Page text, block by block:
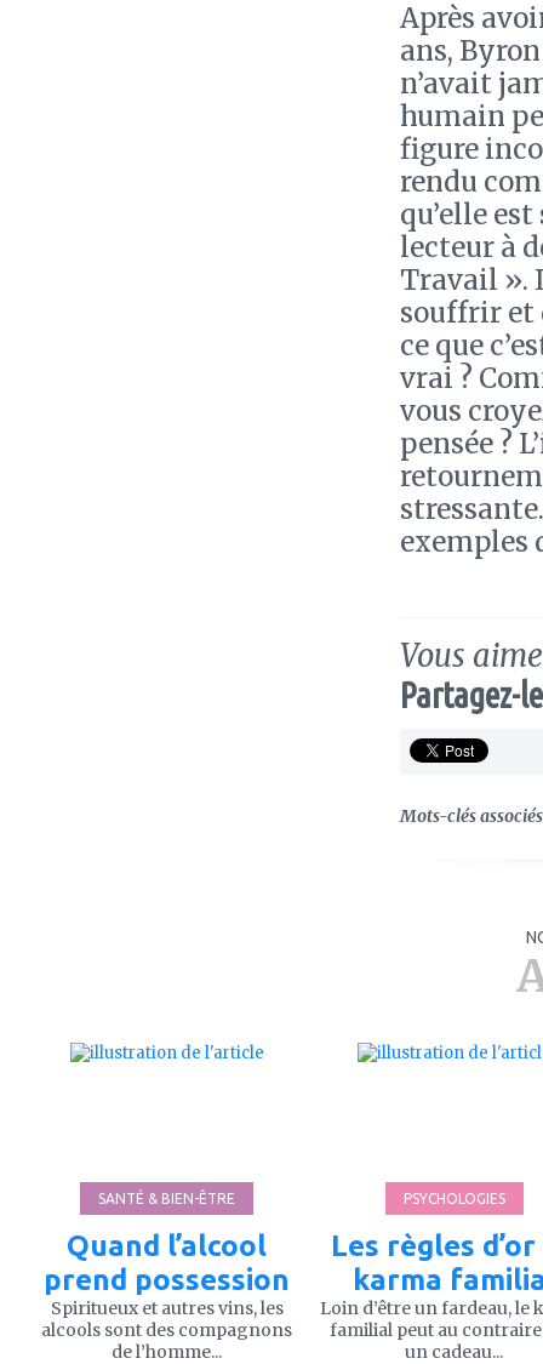
Après
ans,
n’avait
humain
figure
rendu
qu’elle
lecteur à
Travail ».
souffrir et
ce que
vrai ?
vous
pensée ?
exemples
Vous
Partagez-
Mots-clés
SANTÉ & BIEN-ÊTRE
Quand l’alcool
prend possession
Spiritueux et autres vins, les
alcools sont des compagnons
de l’homme...
PSYCHOLOGIES
Les règles d’or
karma
Loin d’être un fardeau, le
familial peut au
un cadeau...